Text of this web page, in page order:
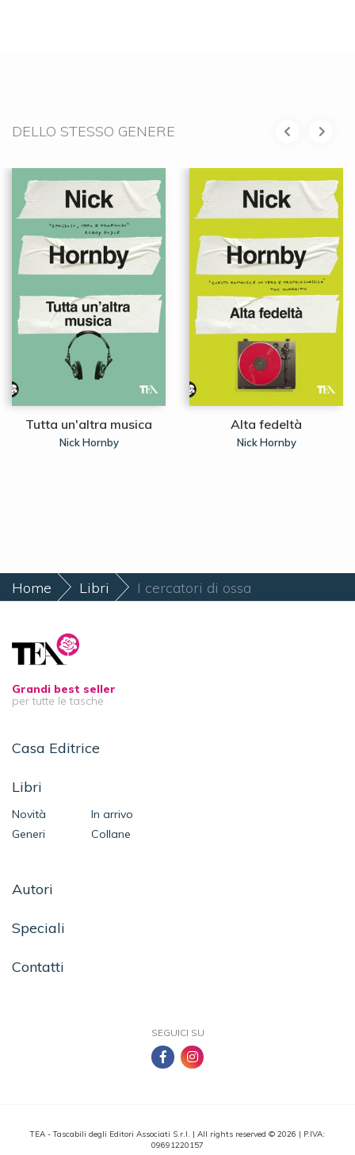
DELLO STESSO GENERE
Tutta un'altra musica
Nick Hornby
Alta fedeltà
Nick Hornby
Home Libri I cercatori di ossa
Grandi best seller
per tutte le tasche
Casa Editrice
Libri
Novità
In arrivo
Generi
Collane
Autori
Speciali
Contatti
SEGUICI SU
TEA - Tascabili degli Editori Associati S.r.l. | All rights reserved © 2026 | P.IVA:
09691220157